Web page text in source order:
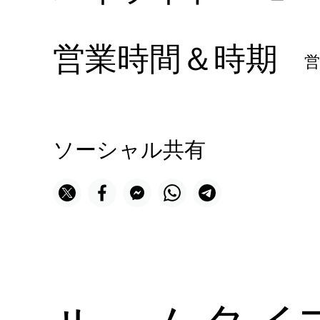
営業時間＆時期
ソーシャル共有